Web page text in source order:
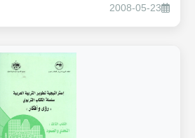
2008-05-23